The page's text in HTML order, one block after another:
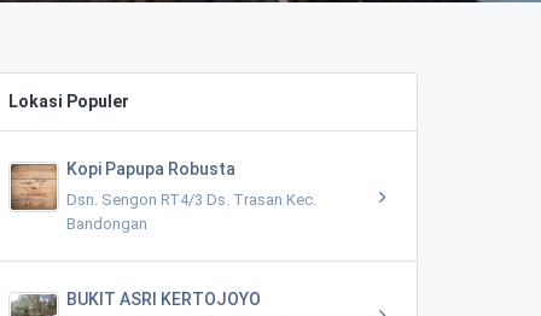
Lokasi Populer
Kopi Papupa Robusta
Dsn. Sengon RT4/3 Ds. Trasan Kec.
Bandongan
BUKIT ASRI KERTOJOYO